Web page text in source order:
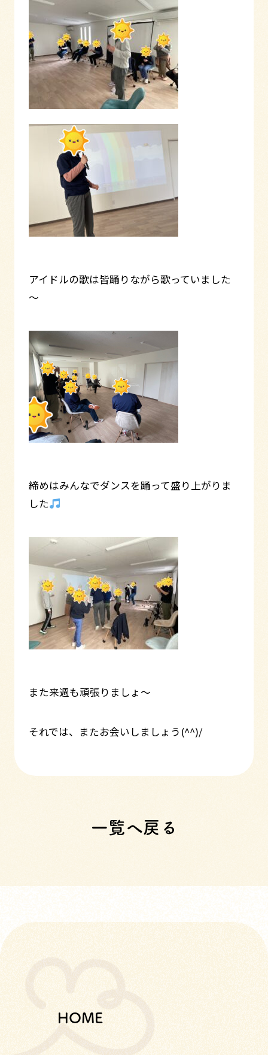
アイドルの歌は皆踊りながら歌っていました
～
締めはみんなでダンスを踊って盛り上がりま
した
また来週も頑張りましょ～
それでは、またお会いしましょう(^^)/
一覧へ戻る
HOME